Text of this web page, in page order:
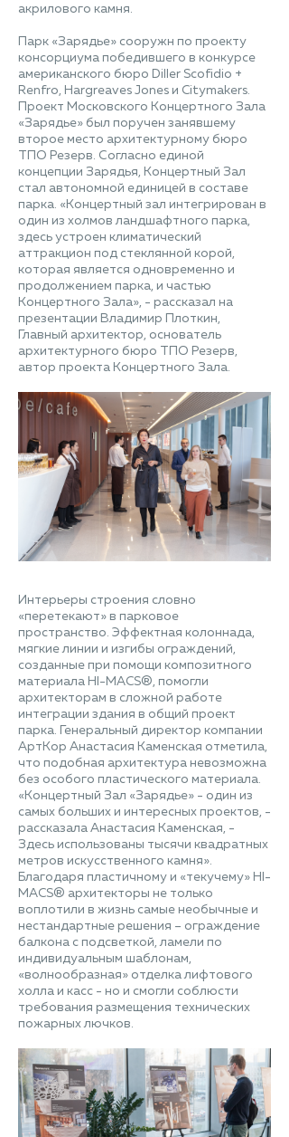
акрилового камня.
Парк «Зарядье» сооружн по проекту
консорциума победившего в конкурсе
американского бюро Diller Scofidio +
Renfro, Hargreaves Jones и Citymakers.
Проект Московского Концертного Зала
«Зарядье» был поручен занявшему
второе место архитектурному бюро
ТПО Резерв. Согласно единой
концепции Зарядья, Концертный Зал
стал автономной единицей в составе
парка. «Концертный зал интегрирован в
один из холмов ландшафтного парка,
здесь устроен климатический
аттракцион под стеклянной корой,
которая является одновременно и
продолжением парка, и частью
Концертного Зала», - рассказал на
презентации Владимир Плоткин,
Главный архитектор, основатель
архитектурного бюро ТПО Резерв,
автор проекта Концертного Зала.
Интерьеры строения словно
«перетекают» в парковое
пространство. Эффектная колоннада,
мягкие линии и изгибы ограждений,
созданные при помощи композитного
материала HI-MACS®, помогли
архитекторам в сложной работе
интеграции здания в общий проект
парка. Генеральный директор компании
АртКор Анастасия Каменская отметила,
что подобная архитектура невозможна
без особого пластического материала.
«Концертный Зал «Зарядье» - один из
самых больших и интересных проектов, -
рассказала Анастасия Каменская, -
Здесь использованы тысячи квадратных
метров искусственного камня».
Благодаря пластичному и «текучему» HI-
MACS® архитекторы не только
воплотили в жизнь самые необычные и
нестандартные решения – ограждение
балкона с подсветкой, ламели по
индивидуальным шаблонам,
«волнообразная» отделка лифтового
холла и касс - но и смогли соблюсти
требования размещения технических
пожарных лючков.